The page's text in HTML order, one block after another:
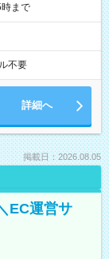
まで
不要
詳細へ
掲載日：2026.08.05
EC運営サ